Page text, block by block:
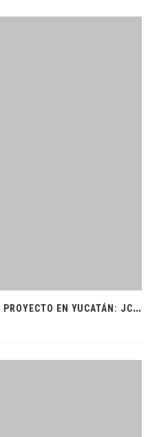
Q
UEREMOS ATERRIZAR ESTE PROYECTO EN YUCATÁN: JCRM